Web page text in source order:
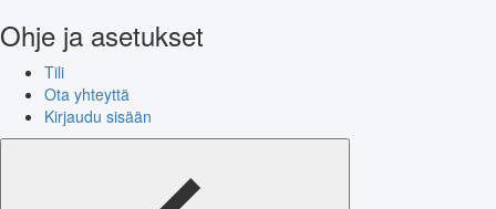
Ohje ja asetukset
Tili
Ota yhteyttä
Kirjaudu sisään